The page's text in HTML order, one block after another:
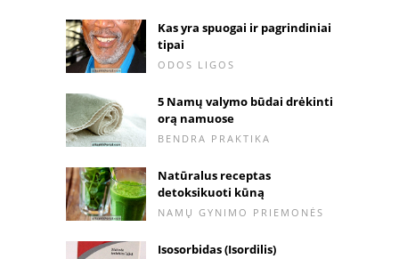
Kas yra spuogai ir pagrindiniai
tipai
ODOS LIGOS
5 Namų valymo būdai drėkinti
orą namuose
BENDRA PRAKTIKA
Natūralus receptas
detoksikuoti kūną
NAMŲ GYNIMO PRIEMONĖS
Isosorbidas (Isordilis)